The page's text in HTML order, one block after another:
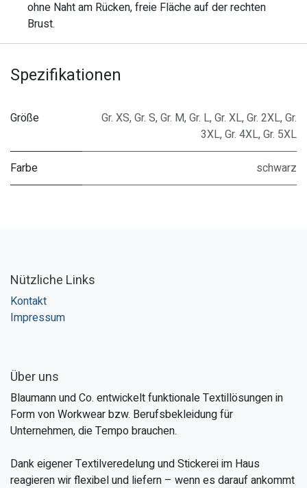
ohne Naht am Rücken, freie Fläche auf der rechten
Brust.
Spezifikationen
Größe Gr. XS,Gr. S,Gr. M,Gr. L,Gr. XL,Gr. 2XL,Gr.
3XL,Gr. 4XL,Gr. 5XL
Farbe schwarz
Nützliche Links
Kontakt
Impressum
Über uns
Blaumann und Co. entwickelt funktionale Textillösungen in
Form von Workwear bzw. Berufsbekleidung für
Unternehmen, die Tempo brauchen.
Dank eigener Textilveredelung und Stickerei im Haus
reagieren wir flexibel und liefern – wenn es darauf ankommt